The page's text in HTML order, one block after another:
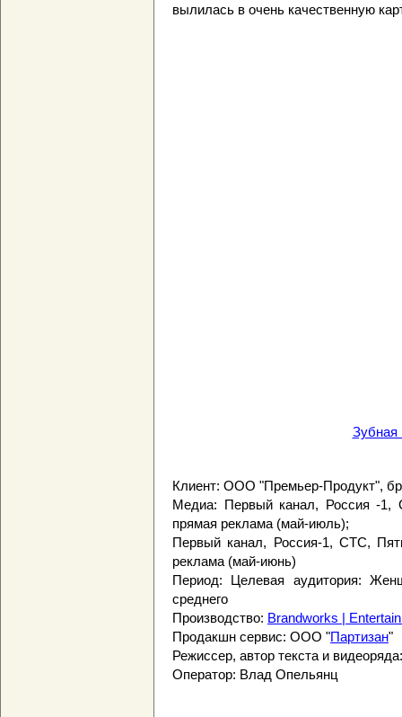
вылилась в очень качественную
Зубная
Клиент: ООО "Премьер-Продукт",
Медиа: Первый канал, Россия -
прямая реклама (май-июль);
Первый канал, Россия-1, СТС,
реклама (май-июнь)
Период: Целевая аудитория:
среднего
Производство: Brandworks |
Продакшн сервис: ООО "Партизан"
Режиссер, автор текста и
Оператор: Влад Опельянц